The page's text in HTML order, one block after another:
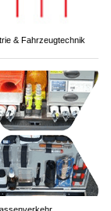
& Fahrzeugtechnik